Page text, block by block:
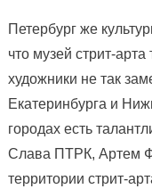
Петербург же
что музей стрит-
художники не так
Екатеринбурга и
городах есть
Слава ПТРК, Артем
территории стрит-